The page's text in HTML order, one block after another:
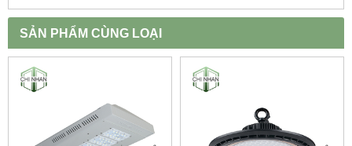
SẢN PHẨM CÙNG LOẠI